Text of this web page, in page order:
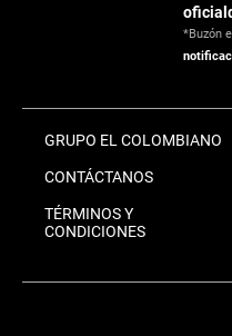
*Buzón
GRUPO EL COLOMBIANO
CONTÁCTANOS
TÉRMINOS Y
CONDICIONES